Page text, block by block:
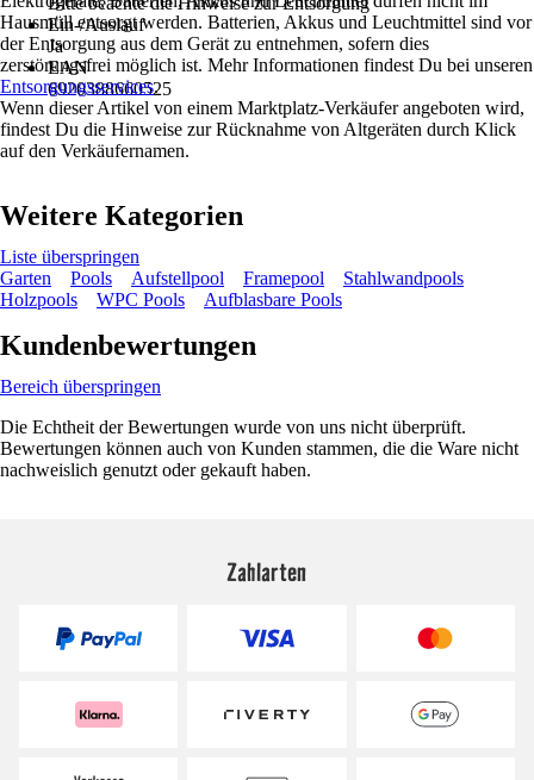
Ein-/Auslauf
Ja
EAN
6920388660525
Hausmüll entsorgt werden. Batterien, Akkus und Leuchtmittel sind vor
der Entsorgung aus dem Gerät zu entnehmen, sofern dies
zerstörungsfrei möglich ist. Mehr Informationen findest Du bei unseren
Entsorgungsservices.
Wenn dieser Artikel von einem Marktplatz-Verkäufer angeboten wird,
findest Du die Hinweise zur Rücknahme von Altgeräten durch Klick
auf den Verkäufernamen.
Weitere Kategorien
Liste überspringen
Garten
Pools Aufstellpool Framepool
Stahlwandpools
Holzpools
WPC Pools Aufblasbare Pools
Kundenbewertungen
Bereich überspringen
Die Echtheit der Bewertungen wurde von uns nicht überprüft.
Bewertungen können auch von Kunden stammen, die die Ware nicht
nachweislich genutzt oder gekauft haben.
Zahlarten